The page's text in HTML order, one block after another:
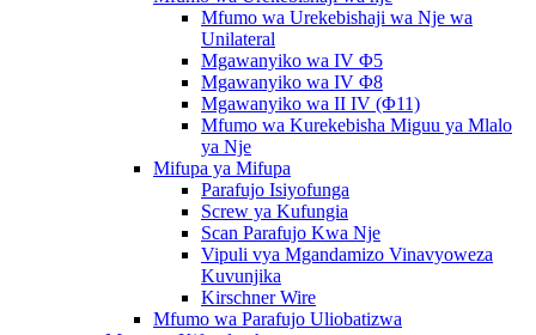
Mfumo wa Urekebishaji wa Nje wa
Unilateral
Mgawanyiko wa IV Φ5
Mgawanyiko wa IV Φ8
Mgawanyiko wa II IV (Φ11)
Mfumo wa Kurekebisha Miguu ya Mlalo
ya Nje
Mifupa ya Mifupa
Parafujo Isiyofunga
Screw ya Kufungia
Scan Parafujo Kwa Nje
Vipuli vya Mgandamizo Vinavyoweza
Kuvunjika
Kirschner Wire
Mfumo wa Parafujo Uliobatizwa